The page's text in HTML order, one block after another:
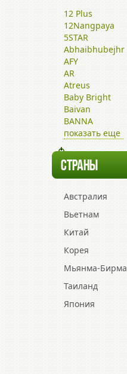
12 Plus
12Nangpaya
5STAR
Abhaibhubejhr
AFY
AR
Atreus
Baby Bright
Baivan
BANNA
показать еще
СТРАНЫ
Австралия
Вьетнам
Китай
Корея
Мьянма-Бирма
Таиланд
Япония